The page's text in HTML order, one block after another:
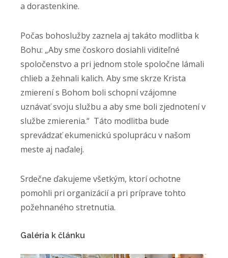
a dorastenkine.
Počas bohoslužby zaznela aj takáto modlitba k
Bohu: „Aby sme čoskoro dosiahli viditeľné
spoločenstvo a pri jednom stole spoločne lámali
chlieb a žehnali kalich. Aby sme skrze Krista
zmierení s Bohom boli schopní vzájomne
uznávať svoju službu a aby sme boli zjednotení v
službe zmierenia.“ Táto modlitba bude
sprevádzať ekumenickú spoluprácu v našom
meste aj naďalej.
Srdečne ďakujeme všetkým, ktorí ochotne
pomohli pri organizácií a pri príprave tohto
požehnaného stretnutia.
Galéria k článku